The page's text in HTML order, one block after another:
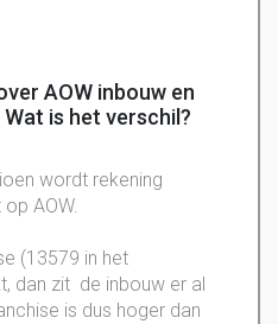
AOW inbouw en
is het verschil?
wordt rekening
AOW.
(13579 in het
dan zit de inbouw er al
is dus hoger dan